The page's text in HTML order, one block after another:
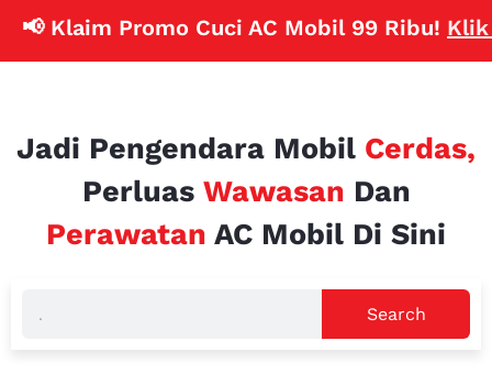
Klaim Promo Cuci AC Mobil 99 Ribu!Klik
Jadi Pengendara Mobil Cerdas,
Perluas Wawasan Dan
Perawatan AC Mobil Di Sini
Search